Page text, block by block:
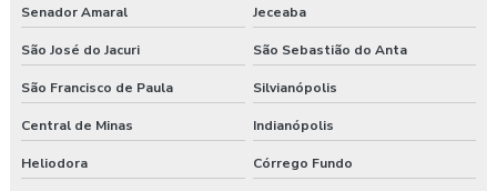
Senador Amaral Jeceaba
São José do Jacuri São Sebastião do Anta
São Francisco de Paula Silvianópolis
Central de Minas Indianópolis
Heliodora Córrego Fundo